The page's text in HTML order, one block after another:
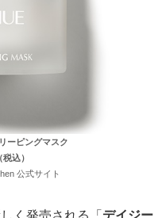
ーピングマスク
込）
公式サイト